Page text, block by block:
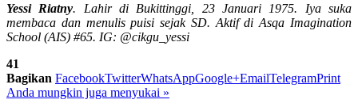
Yessi Riatny. Lahir di Bukittinggi, 23 Januari 1975. Iya suka
membaca dan menulis puisi sejak SD. Aktif di Asqa Imagination
School (AIS) #65. IG: @cikgu_yessi
41
Bagikan FacebookTwitterWhatsAppGoogle+EmailTelegramPrint
Anda mungkin juga menyukai »